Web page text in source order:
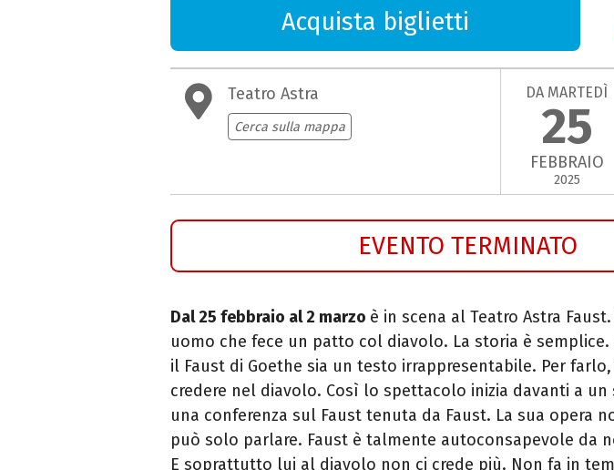
Acquista biglietti
Teatro Astra
Cerca sulla mappa
DA MARTEDÌ
25
FEBBRAIO
2025
EVENTO TERMINATO
Dal 25 febbraio al 2 marzo è in scena al Teatro Astra
uomo che fece un patto col diavolo. La storia è semplice.
il Faust di Goethe sia un testo irrappresentabile. Per
credere nel diavolo. Così lo spettacolo inizia davanti a un
una conferenza sul Faust tenuta da Faust. La sua opera
può solo parlare. Faust è talmente autoconsapevole da
E soprattutto lui al diavolo non ci crede più. Non fa in